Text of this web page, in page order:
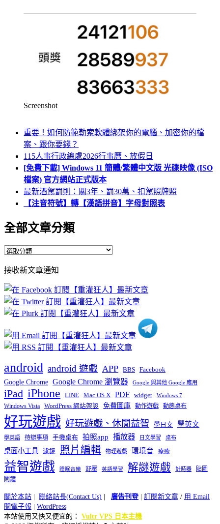
Screenshot
重要！如何防範勒索軟體綁架你的電腦、加密你的檔
案、跟你要錢？
115人事行政總處2026行事曆、放假日
[免費下載] Windows 11 簡體/繁體中文版 光碟映像 (ISO
檔案) 官方網站正式版本
最新酒駕罰則：關3年、罰30萬、扣駕照牌照
【注音符號】轉【漢語拼音】字母對照表
全部文章分類
全
文
章
分
類
接收新文章通知
android android 遊戲 APP BBS Facebook
Google Chrome Google Chrome 瀏覽器 Google 與其他 Google 應用
iPad iPhone LINE Mac OS X PDF widget Windows 7
Windows Vista WordPress 網站架設 免費圖庫 動作遊戲 動態桌布
好玩遊戲 好玩遊戲、休閒益智 學日文 學英文
學英語 待辦事項 手機桌布 拍照app 播放器 日文學習 桌布
桌面小工具 濾鏡 照片編輯 物理遊戲 環境音 療癒
益智遊戲 睡眠音樂 舒壓 英語學習 解謎遊戲 計時器
貼圖
鬧鐘
關於本站 | 聯絡站長(Contact Us) | 廣告刊登| 訂閱新文章 / 用 Email
閱電子報 | WordPress
本站使用又快又便宜的： Vultr VPS 日本主機